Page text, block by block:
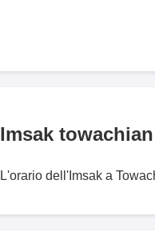
Imsak towachian
L'orario dell'Imsak a